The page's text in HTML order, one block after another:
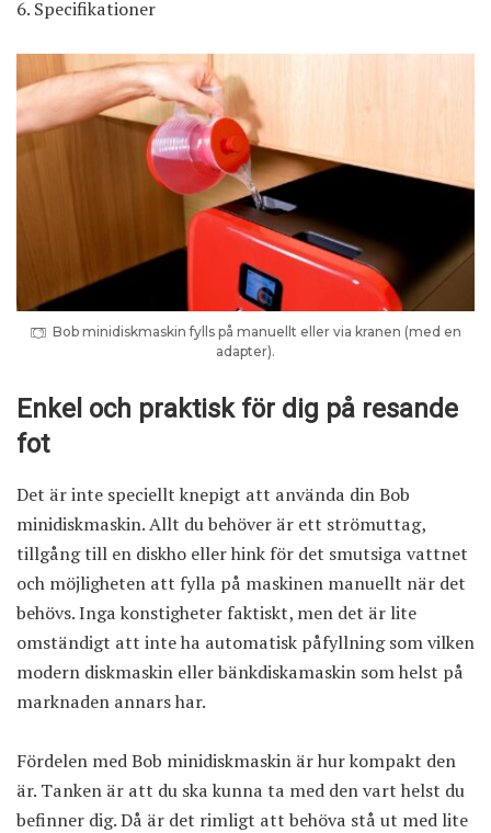
Specifikationer
Bob minidiskmaskin fylls på manuellt eller via kranen (med en
adapter).
Enkel och praktisk för dig på resande
fot
Det är inte speciellt knepigt att använda din Bob
minidiskmaskin. Allt du behöver är ett strömuttag,
tillgång till en diskho eller hink för det smutsiga vattnet
och möjligheten att fylla på maskinen manuellt när det
behövs. Inga konstigheter faktiskt, men det är lite
omständigt att inte ha automatisk påfyllning som vilken
modern diskmaskin eller bänkdiskamaskin som helst på
marknaden annars har.
Fördelen med Bob minidiskmaskin är hur kompakt den
är. Tanken är att du ska kunna ta med den vart helst du
befinner dig. Då är det rimligt att behöva stå ut med lite